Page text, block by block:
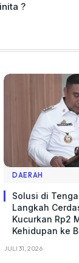
?
DAERAH
Solusi di
Langkah
Kucurkan Rp2
Kehidupan ke
JULI 31, 2026